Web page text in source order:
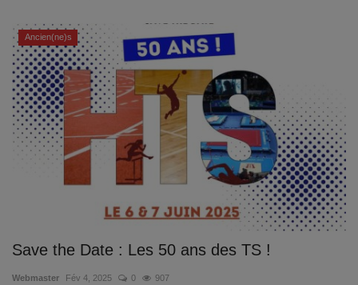
Ancien(ne)s
Save the Date : Les 50 ans des TS !
Webmaster Fév 4, 2025 0 907